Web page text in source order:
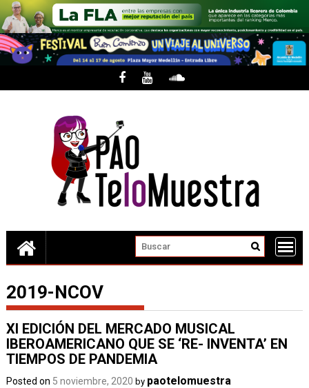
2019-NCOV
XI EDICIÓN DEL MERCADO MUSICAL
IBEROAMERICANO QUE SE ‘RE- INVENTA’ EN
TIEMPOS DE PANDEMIA
Posted on 5 noviembre, 2020 by paotelomuestra